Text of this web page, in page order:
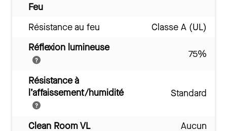
Feu
Résistance au feu
Classe A (UL)
Réflexion lumineuse
75%
Résistance à
l’affaissement/humidité
Standard
Clean Room VL Aucun